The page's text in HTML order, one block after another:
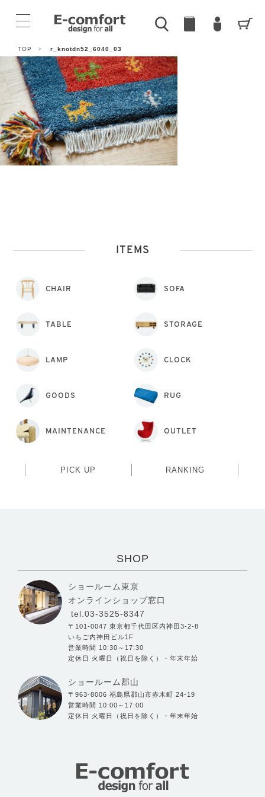
TOP > r_knotdn52_6040_03
ITEMS
CHAIR SOFA
TABLE STORAGE
LAMP CLOCK
GOODS RUG
MAINTENANCE OUTLET
PICK UP RANKING
SHOP
ショールーム東京
オンラインショップ窓口
tel.03-3525-8347
〒101-0047 東京都千代田区内神田3-2-8
いちご内神田ビル1F
営業時間 10:30～17:30
定休日 火曜日（祝日を除く）・年末年始
ショールーム郡山
〒963-8006 福島県郡山市赤木町 24-19
営業時間 10:00～17:00
定休日 火曜日（祝日を除く）・年末年始